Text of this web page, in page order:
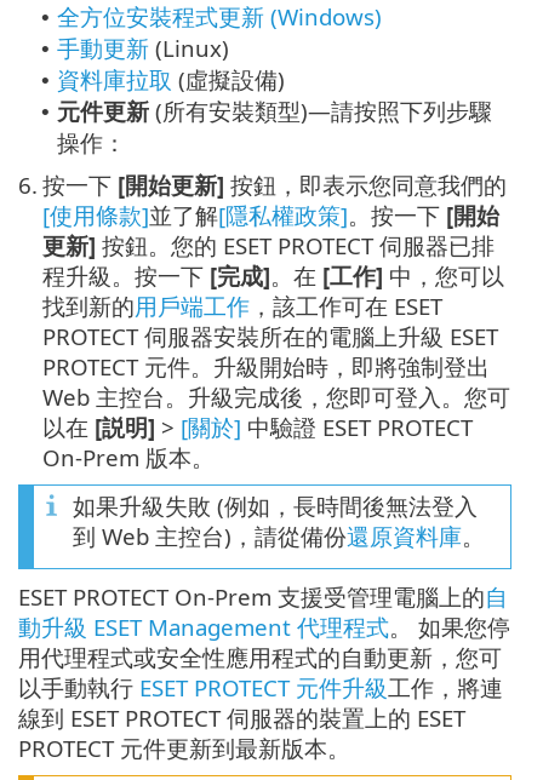
• 全方位安裝程式更新 (Windows)
• 手動更新 (Linux)
• 資料庫拉取 (虛擬設備)
• 元件更新 (所有安裝類型)—請按照下列步驟
操作：
6. 按一下 [開始更新] 按鈕，即表示您同意我們的
[使用條款]並了解[隱私權政策]。按一下 [開始
更新] 按鈕。您的 ESET PROTECT 伺服器已排
程升級。按一下 [完成]。在 [工作] 中，您可以
找到新的用戶端工作 ，該工作可在 ESET
PROTECT 伺服器安裝所在的電腦上升級 ESET
PROTECT 元件。升級開始時，即將強制登出
Web 主控台。升級完成後，您即可登入。您可
以在 [説明] > [關於] 中驗證 ESET PROTECT
On-Prem 版本。
如果升級失敗 (例如，長時間後無法登入
到 Web 主控台)，請從備份還原資料庫。
ESET PROTECT On-Prem 支援受管理電腦上的自
動升級 ESET Management 代理程式。 如果您停
用代理程式或安全性應用程式的自動更新，您可
以手動執行 ESET PROTECT 元件升級工作，將連
線到 ESET PROTECT 伺服器的裝置上的 ESET
PROTECT 元件更新到最新版本。